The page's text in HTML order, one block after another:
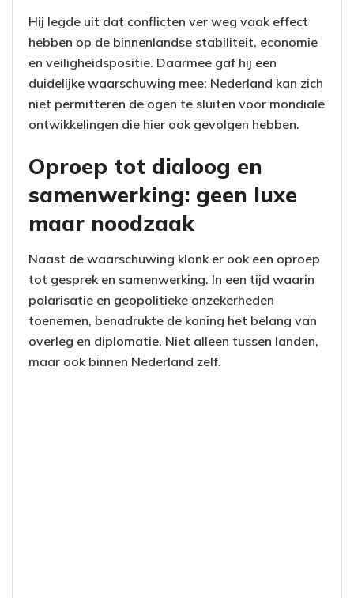
Hij legde uit dat conflicten ver weg vaak effect
hebben op de binnenlandse stabiliteit, economie
en veiligheidspositie. Daarmee gaf hij een
duidelijke waarschuwing mee: Nederland kan zich
niet permitteren de ogen te sluiten voor mondiale
ontwikkelingen die hier ook gevolgen hebben.
Oproep tot dialoog en
samenwerking: geen luxe
maar noodzaak
Naast de waarschuwing klonk er ook een oproep
tot gesprek en samenwerking. In een tijd waarin
polarisatie en geopolitieke onzekerheden
toenemen, benadrukte de koning het belang van
overleg en diplomatie. Niet alleen tussen landen,
maar ook binnen Nederland zelf.